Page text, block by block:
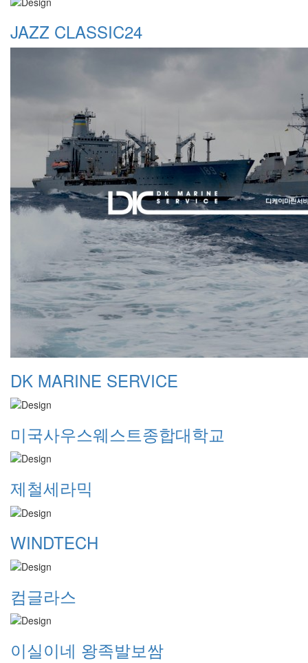
JAZZ CLASSIC24
DK MARINE SERVICE
미국사우스웨스트종합대학교
제철세라믹
WINDTECH
컴글라스
이실이네 왕족발보쌈